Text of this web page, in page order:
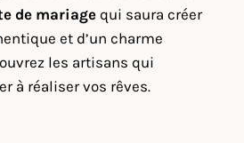
de mariagequi saura créer
et d’un charme
les artisans qui
à réaliser vos rêves.